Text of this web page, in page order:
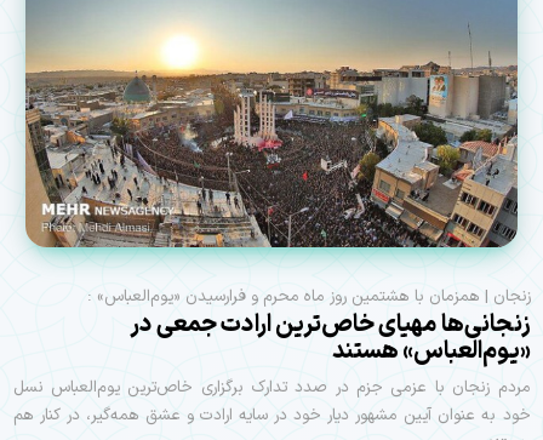
زنجان | همزمان با هشتمین روز ماه محرم و فرارسیدن «یوم‌العباس» :
زنجانی‌ها مهیای خاص‌ترین ارادت جمعی در
«یوم‌العباس» هستند
مردم زنجان با عزمی جزم در صدد تدارک برگزاری خاص‌ترین یوم‌العباس نسل
خود به عنوان آیین‌ مشهور دیار خود در سایه ارادت و عشق همه‌گیر، در کنار هم